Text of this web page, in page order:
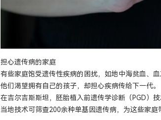
担心遗传病的家庭
有些家庭饱受遗传性疾病的困扰，如地中海贫血、血
他们渴望拥有自己的孩子，却担心疾病传给下一代。
在吉尔吉斯斯坦，胚胎植入前遗传学诊断（PGD）
当地技术可筛查200余种单基因遗传病，为这些家庭